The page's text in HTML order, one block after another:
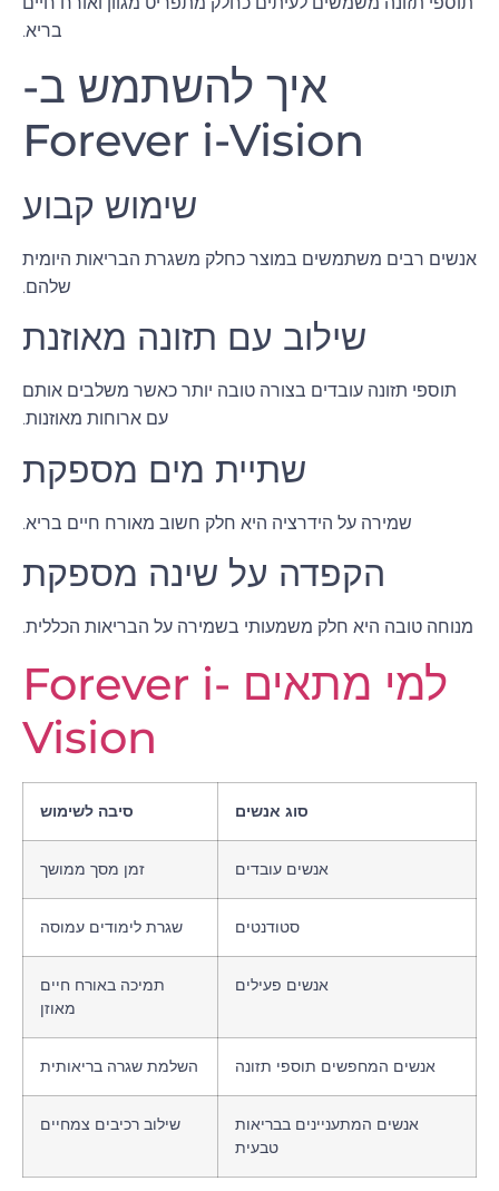
בריא.
איך להשתמש ב-
Forever i-Vision
שימוש קבוע
אנשים רבים משתמשים במוצר כחלק משגרת הבריאות היומית
שלהם.
שילוב עם תזונה מאוזנת
תוספי תזונה עובדים בצורה טובה יותר כאשר משלבים אותם
עם ארוחות מאוזנות.
שתיית מים מספקת
שמירה על הידרציה היא חלק חשוב מאורח חיים בריא.
הקפדה על שינה מספקת
מנוחה טובה היא חלק משמעותי בשמירה על הבריאות הכללית.
למי מתאים Forever i-
Vision
סוג אנשים סיבה לשימוש
אנשים עובדים זמן מסך ממושך
סטודנטים שגרת לימודים עמוסה
אנשים פעילים
תמיכה באורח חיים
מאוזן
אנשים המחפשים תוספי תזונה השלמת שגרה בריאותית
אנשים המתעניינים בבריאות
טבעית
שילוב רכיבים צמחיים